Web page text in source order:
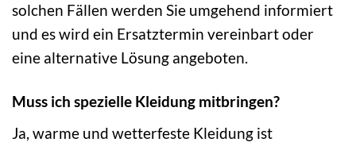
solchen Fällen werden Sie umgehend informiert
und es wird ein Ersatztermin vereinbart oder
eine alternative Lösung angeboten.
Muss ich spezielle Kleidung mitbringen?
Ja, warme und wetterfeste Kleidung ist